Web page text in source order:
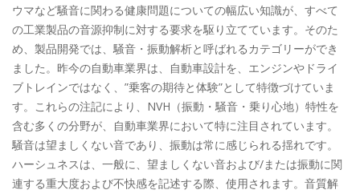
ウマなど騒音に関わる健康問題についての幅広い知識が、すべて
の工業製品の音源抑制に対する要求を駆り立てています。そのた
め、製品開発では、騒音・振動解析と呼ばれるカテゴリーができ
ました。昨今の自動車業界は、自動車設計を、エンジンやドライ
ブトレインではなく、”乗客の期待と体験”として特徴づけていま
す。これらの注記により、NVH（振動・騒音・乗り心地）特性を
含む多くの分野が、自動車業界において特に注目されています。
騒音は望ましくない音であり、振動は常に感じられる揺れです。
ハーシュネスは、一般に、望ましくない音および/または振動に関
連する重大度および不快感を記述する際、使用されます。音質解